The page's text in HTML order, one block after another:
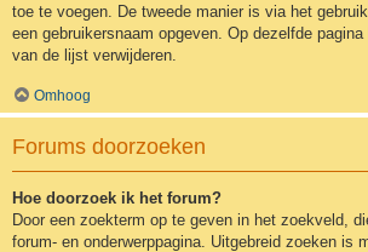
toe te voegen. De tweede manier is via het
een gebruikersnaam opgeven. Op dezelfde
van de lijst verwijderen.
Omhoog
Forums doorzoeken
Hoe doorzoek ik het forum?
Door een zoekterm op te geven in het zoekveld,
forum- en onderwerppagina. Uitgebreid zoeken is